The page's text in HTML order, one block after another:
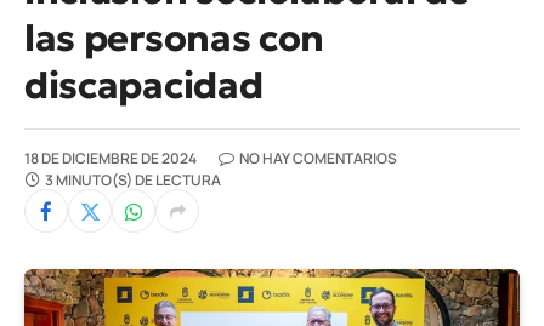
las personas con
discapacidad
18 DE DICIEMBRE DE 2024
NO HAY COMENTARIOS
3 MINUTO(S) DE LECTURA